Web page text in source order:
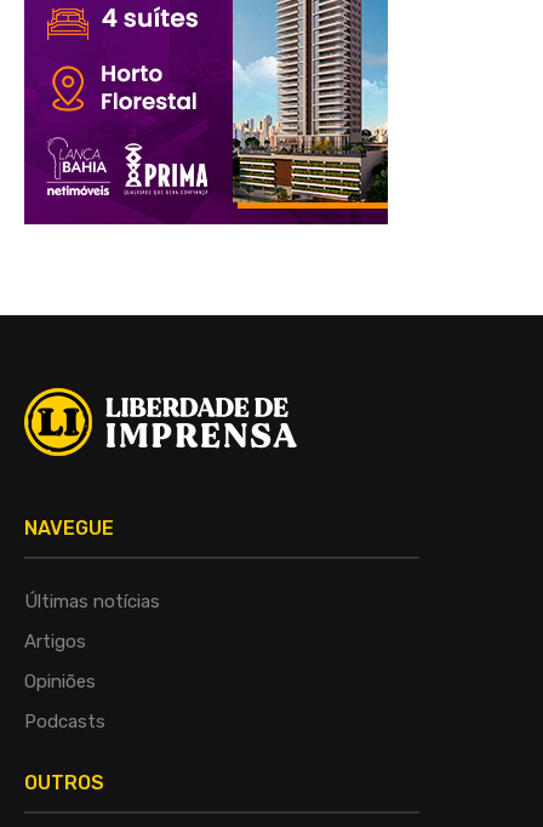
NAVEGUE
Últimas notícias
Artigos
Opiniões
Podcasts
OUTROS